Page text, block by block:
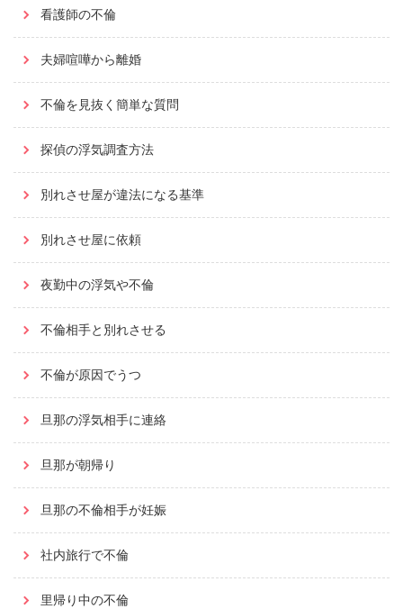
看護師の不倫
夫婦喧嘩から離婚
不倫を見抜く簡単な質問
探偵の浮気調査方法
別れさせ屋が違法になる基準
別れさせ屋に依頼
夜勤中の浮気や不倫
不倫相手と別れさせる
不倫が原因でうつ
旦那の浮気相手に連絡
旦那が朝帰り
旦那の不倫相手が妊娠
社内旅行で不倫
里帰り中の不倫